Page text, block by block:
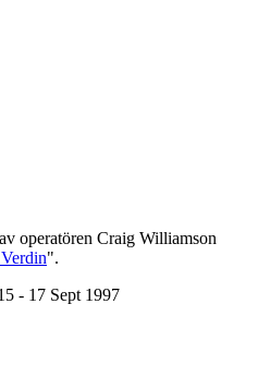
operatören Craig Williamson
".
- 17 Sept 1997